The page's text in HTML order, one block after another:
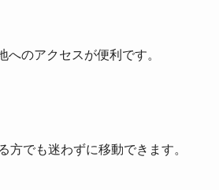
のアクセスが便利です。
方でも迷わずに移動できます。